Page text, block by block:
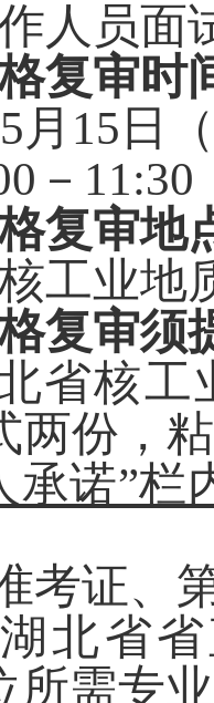
人员面
复审时
月15日
－ 1
复审地
工业地
复审须
省核
两份，
承诺”栏
考证、
北省
所需专